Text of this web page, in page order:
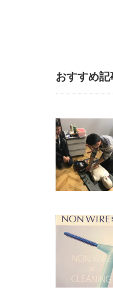
おすすめ記